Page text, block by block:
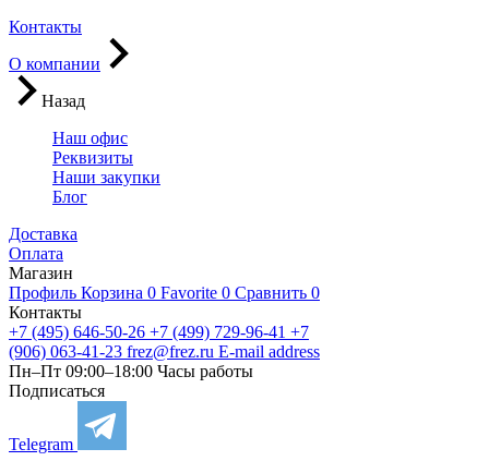
Контакты
О компании
Назад
Наш офис
Реквизиты
Наши закупки
Блог
Доставка
Оплата
Магазин
Профиль Корзина 0 Favorite 0 Сравнить 0
Контакты
+7 (495) 646-50-26 +7 (499) 729-96-41 +7
(906) 063-41-23 frez@frez.ru E-mail address
Пн–Пт 09:00–18:00 Часы работы
Подписаться
Telegram